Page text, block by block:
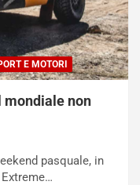
E MOTORI
mondiale non
pasquale, in